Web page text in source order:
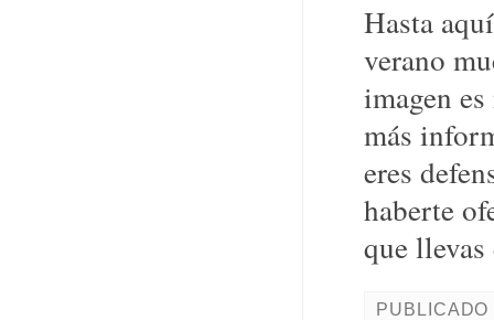
Hasta
verano
imagen
más
eres
haberte
que llevas